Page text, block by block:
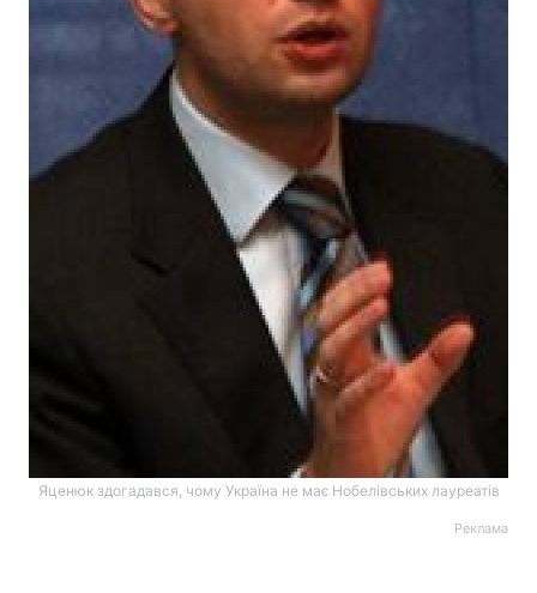
Яценюк здогадався, чому Україна не має Нобелівських лауреатів
Реклама